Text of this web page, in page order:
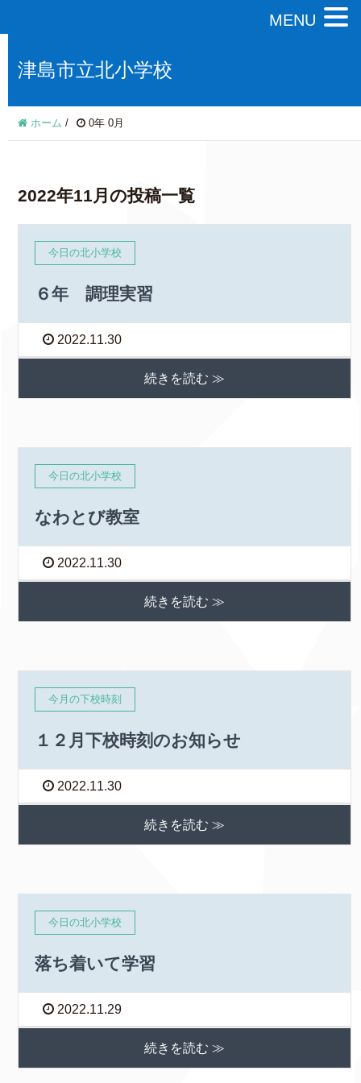
津島市立北小学校
ホーム / 0年 0月
2022年11月の投稿一覧
今日の北小学校
６年 調理実習
2022.11.30
続きを読む ≫
今日の北小学校
なわとび教室
2022.11.30
続きを読む ≫
今月の下校時刻
１２月下校時刻のお知らせ
2022.11.30
続きを読む ≫
今日の北小学校
落ち着いて学習
2022.11.29
続きを読む ≫
MENU